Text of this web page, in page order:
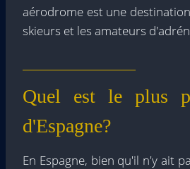
aérodrome est une
skieurs et les amateurs
Quel est le plus
d'Espagne?
En Espagne, bien qu'il n'y ait